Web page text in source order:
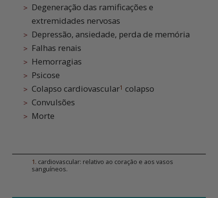
Degeneração das ramificações e
extremidades nervosas
Depressão, ansiedade, perda de memória
Falhas renais
Hemorragias
Psicose
Colapso cardiovascular1 colapso
Convulsões
Morte
1. cardiovascular: relativo ao coração e aos vasos
sanguíneos.